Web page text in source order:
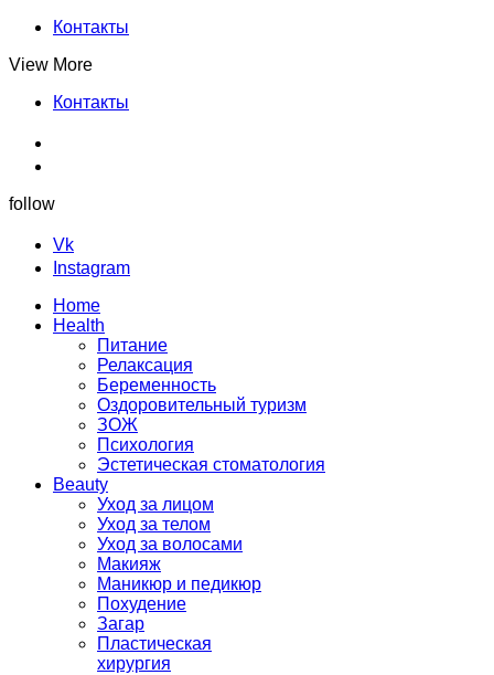
Контакты
View More
Контакты
follow
Vk
Instagram
Home
Health
Питание
Релаксация
Беременность
Оздоровительный туризм
ЗОЖ
Психология
Эстетическая стоматология
Beauty
Уход за лицом
Уход за телом
Уход за волосами
Макияж
Маникюр и педикюр
Похудение
Загар
Пластическая
хирургия